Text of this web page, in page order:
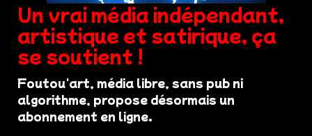
Un vrai média indépendant,
artistique et satirique, ça
se soutient !
Foutou'art, média libre, sans pub ni
algorithme, propose désormais un
abonnement en ligne.